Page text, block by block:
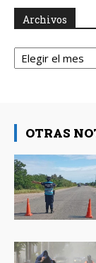
Archivos
Archivos
OTRAS